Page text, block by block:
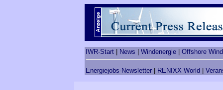
IWR-Start News Windenergie Offshore
Energiejobs-Newsletter RENIXX World